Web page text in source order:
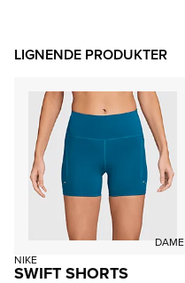
LIGNENDE PRODUKTER
DAME
NIKE
SWIFT SHORTS